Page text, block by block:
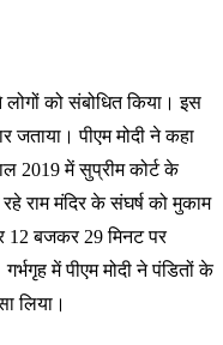
लोगों को संबोधित किया। इस
जताया। पीएम मोदी ने कहा
2019 में सुप्रीम कोर्ट के
राम मंदिर के संघर्ष को मुकाम
12 बजकर 29 मिनट पर
में पीएम मोदी ने पंडितों के
लिया।